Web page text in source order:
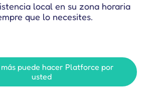
local en su zona horaria
que lo necesites.
más puede hacer Platforce por
usted